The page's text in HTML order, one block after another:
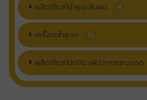
ผลิตภัณฑ์บำรุงเส้นผม 4
เครื่องสำอาง 13
ผลิตภัณฑ์ปกป้องผิวจากแสงแดด